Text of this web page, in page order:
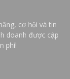
cơ hội và tin
doanh được cập
phí!